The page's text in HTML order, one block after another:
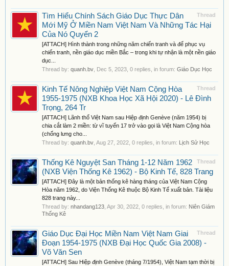
Thread
Tìm Hiểu Chính Sách Giáo Dục Thực Dân
Mới Mỹ Ở Miền Nam Việt Nam Và Những Tác Hại
Của Nó Quyển 2
[ATTACH] Hình thành trong những năm chiến tranh và để phục vụ
chiến tranh, nền giáo dục miền Bắc – trong khi tự nhận là một nền giáo
dục...
Thread by: quanh.bv Dec 5, 2023 , 0 replies, in forum: Giáo Dục Học
Thread
Kinh Tế Nông Nghiệp Việt Nam Cộng Hòa
1955-1975 (NXB Khoa Học Xã Hội 2020) - Lê Đình
Trọng, 264 Tr
[ATTACH] Lãnh thổ Việt Nam sau Hiệp định Genève (năm 1954) bị
chia cắt làm 2 miền: từ vĩ tuyến 17 trở vào gọi là Việt Nam Cộng hòa
(chống lưng cho...
Thread by: quanh.bv Aug 27, 2022 , 0 replies, in forum: Lịch Sử Học
Thread
Thống Kê Nguyệt San Tháng 1-12 Năm 1962
(NXB Viện Thống Kê 1962) - Bộ Kinh Tế, 828 Trang
[ATTACH] Đây là một bản thống kê hàng tháng của Việt Nam Cộng
Hòa năm 1962, do Viện Thống Kê thuộc Bộ Kinh Tế xuất bản. Tài liệu
828 trang này...
Thread by: nhandang123 Apr 30, 2022 , 0 replies, in forum: Niên Giám
Thống Kê
Thread
Giáo Dục Đại Học Miền Nam Việt Nam Giai
Đoạn 1954-1975 (NXB Đại Học Quốc Gia 2008) -
Võ Văn Sen
[ATTACH] Sau Hiệp định Genève (tháng 7/1954), Việt Nam tạm thời bị